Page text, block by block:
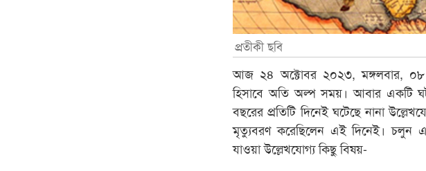
প্রতীকী ছবি
আজ ২৪ অক্টোবর ২০২৩, মঙ্গলবার, ০৮
হিসাবে অতি অল্প সময়। আবার একটি
বছরের প্রতিটি দিনেই ঘটেছে নানা
মৃত্যুবরণ করেছিলেন এই দিনেই। চলুন
যাওয়া উল্লেখযোগ্য কিছু বিষয়-